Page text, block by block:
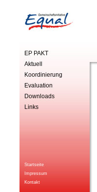
EP PAKT
Aktuell
Koordinierung
Evaluation
Downloads
Links
Startseite
Impressum
Kontakt